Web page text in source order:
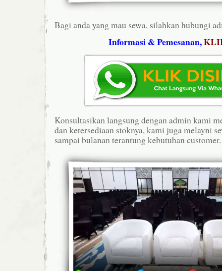
Bagi anda yang mau sewa, silahkan hubungi
Informasi & Pemesanan,
Konsultasikan langsung dengan admin kami
dan ketersediaan stoknya, kami juga melayni
sampai bulanan terantung kebutuhan customer.